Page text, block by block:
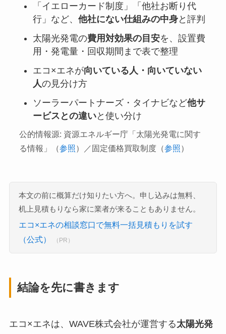
「イエローカード制度」「他社お断り代
行」など、 他社にない仕組みの中身と評判
太陽光発電の費用対効果の目安を、設置費
用・発電量・回収期間まで表で整理
エコ×エネが向いている人・向いていない
人の見分け方
ソーラーパートナーズ・タイナビなど他サ
ービスとの違いと使い分け
公的情報源: 資源エネルギー庁「太陽光発電に関す
る情報」（参照）／固定価格買取制度（参照）
本文の前に概算だけ知りたい方へ。申し込みは無料、
机上見積もりなら家に業者が来ることもありません。
エコ×エネの相談窓口で無料一括見積もりを試す
（公式）
（PR）
結論を先に書きます
エコ×エネは、WAVE株式会社が運営する太陽光発